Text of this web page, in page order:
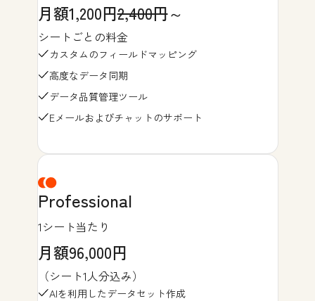
月額1,200円2,400円～
シートごとの料金
カスタムのフィールドマッピング
高度なデータ同期
データ品質管理ツール
Eメールおよびチャットのサポート
Professional
1シート当たり
月額96,000円
（シート1人分込み）
AIを利用したデータセット作成